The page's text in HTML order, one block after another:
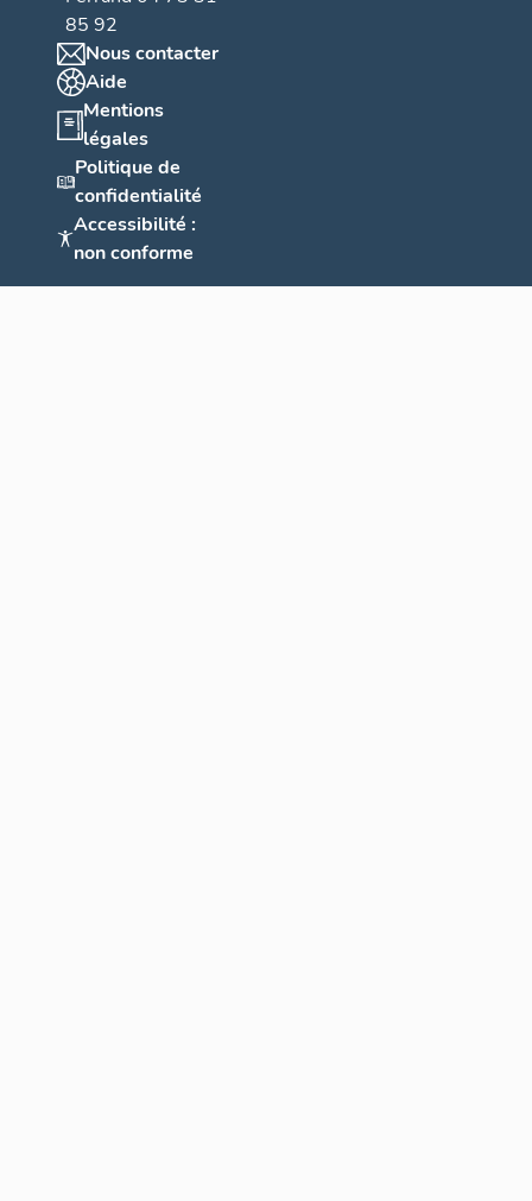
85 92
Nous contacter
Aide
Mentions
légales
Politique de
confidentialité
Accessibilité :
non conforme